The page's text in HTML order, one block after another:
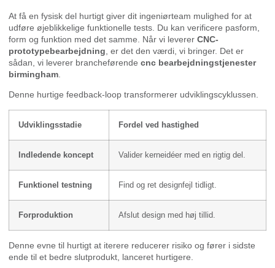
At få en fysisk del hurtigt giver dit ingeniørteam mulighed for at
udføre øjeblikkelige funktionelle tests. Du kan verificere pasform,
form og funktion med det samme. Når vi leverer CNC-
prototypebearbejdning , er det den værdi, vi bringer. Det er
sådan, vi leverer brancheførende cnc bearbejdningstjenester
birmingham
Denne hurtige feedback-loop transformerer udviklingscyklussen.
Udviklingsstadie Fordel ved hastighed
Indledende koncept Valider kerneidéer med en rigtig del.
Funktionel testning Find og ret designfejl tidligt.
Forproduktion Afslut design med høj tillid.
Denne evne til hurtigt at iterere reducerer risiko og fører i sidste
ende til et bedre slutprodukt, lanceret hurtigere.